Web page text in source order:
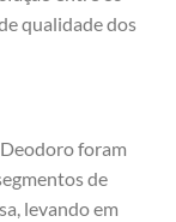
qualidade dos
foram
de
levando em